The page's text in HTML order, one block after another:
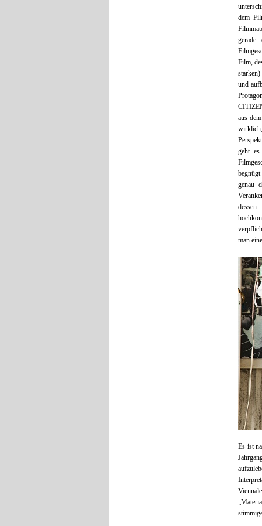
dem
gerade
Film,
und
aus
geht
genau
man
Es ist